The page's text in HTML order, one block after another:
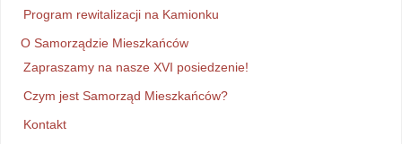
Program rewitalizacji na Kamionku
O Samorządzie Mieszkańców
Zapraszamy na nasze XVI posiedzenie!
Czym jest Samorząd Mieszkańców?
Kontakt